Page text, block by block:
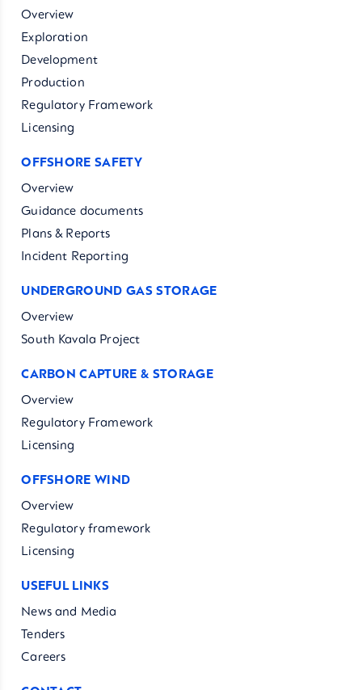
Overview
Exploration
Development
Production
Regulatory Framework
Licensing
OFFSHORE SAFETY
Overview
Guidance documents
Plans & Reports
Incident Reporting
UNDERGROUND GAS STORAGE
Overview
South Kavala Project
CARBON CAPTURE & STORAGE
Overview
Regulatory Framework
Licensing
OFFSHORE WIND
Overview
Regulatory framework
Licensing
USEFUL LINKS
News and Media
Tenders
Careers